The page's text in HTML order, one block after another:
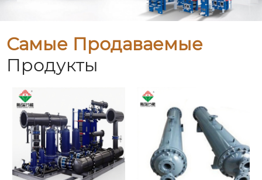
Самые Продаваемые
Продукты